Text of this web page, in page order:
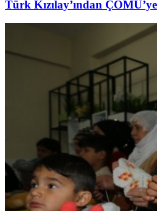
Türk Kızılay’ından